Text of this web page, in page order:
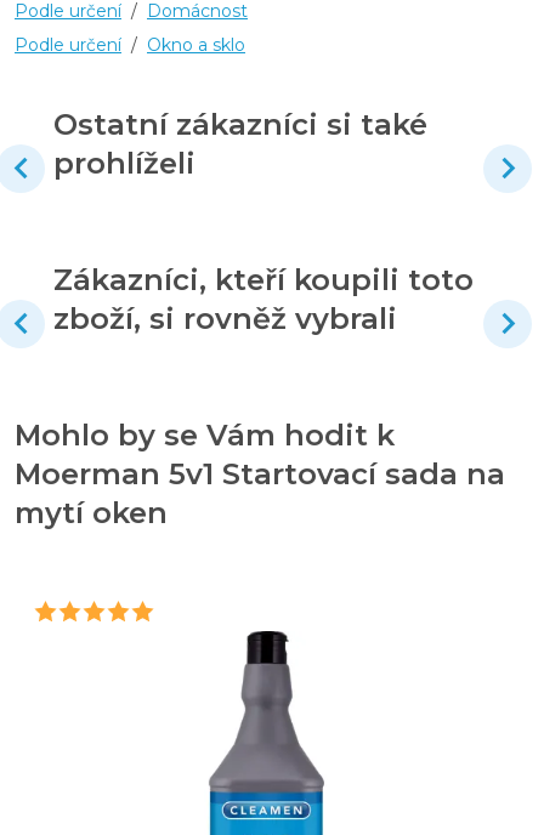
Podle určení / Domácnost
Podle určení / Okno a sklo
Ostatní zákazníci si také
prohlíželi
Zákazníci, kteří koupili toto
zboží, si rovněž vybrali
Mohlo by se Vám hodit k
Moerman 5v1 Startovací sada na
mytí oken